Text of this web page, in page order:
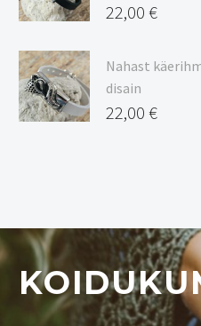
22,00 €
Nahast
disain
22,00 €